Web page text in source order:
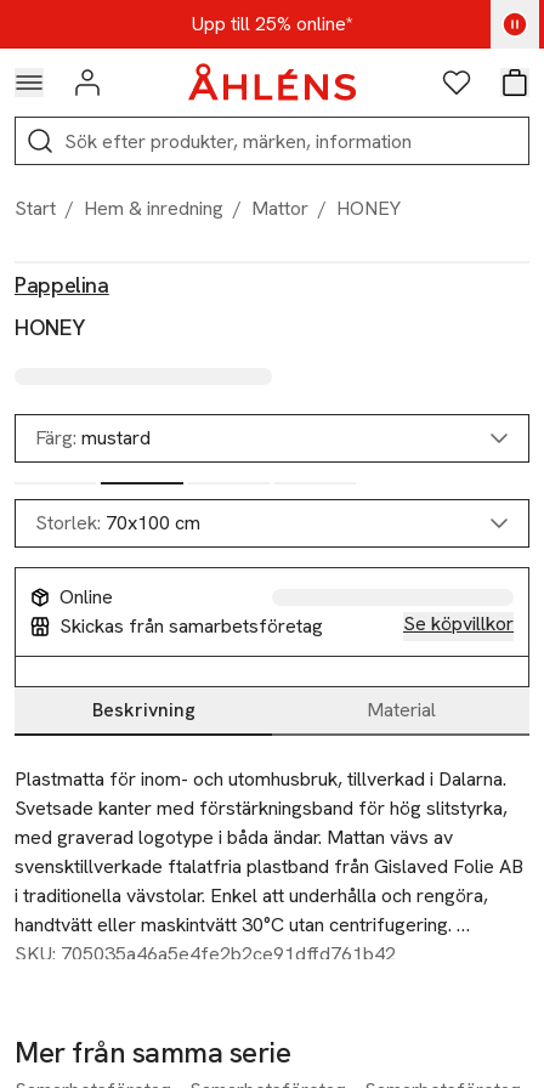
Hoppa till navigationsmenynUpp till 25% online*
Kod: AUG25 - Shoppa nu
Logga in Favoriter
Sök
Start / Hem & inredning / Mattor / HONEY
Pappelina
HONEY
Färg: mustard
Storlek: 70x100 cm
Online
Skickas från samarbetsföretag
Se köpvillkor
Beskrivning Material
Beskrivning
Plastmatta för inom- och utomhusbruk, tillverkad i Dalarna.
Svetsade kanter med förstärkningsband för hög slitstyrka,
med graverad logotype i båda ändar. Mattan vävs av
svensktillverkade ftalatfria plastband från Gislaved Folie AB
i traditionella vävstolar. Enkel att underhålla och rengöra,
handtvätt eller maskintvätt 30°C utan centrifugering.
Storleksavvikelser på ±4% kan förekomma på grund av
SKU: 705035a46a5e4fe2b2ce91dffd761b42
Mer från samma serie